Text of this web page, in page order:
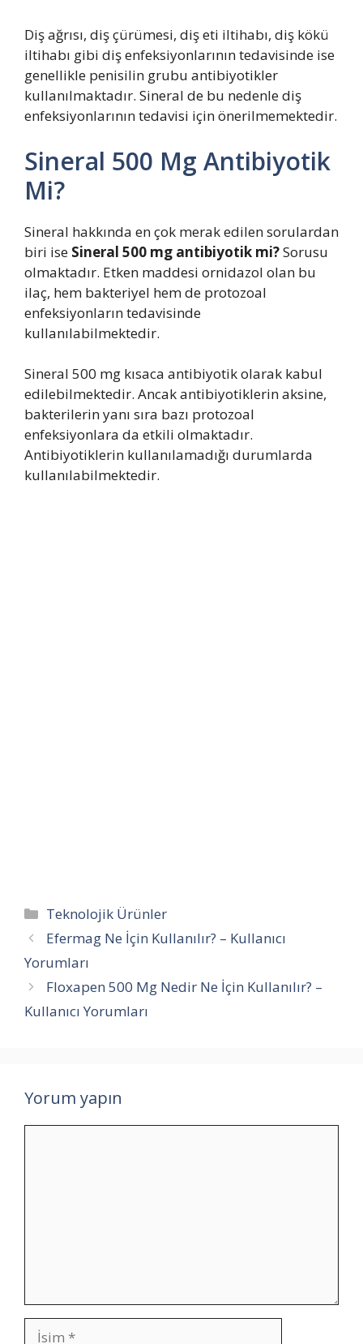
Diş ağrısı, diş çürümesi, diş eti iltihabı, diş kökü
iltihabı gibi diş enfeksiyonlarının tedavisinde ise
genellikle penisilin grubu antibiyotikler
kullanılmaktadır. Sineral de bu nedenle diş
enfeksiyonlarının tedavisi için önerilmemektedir.
Sineral 500 Mg Antibiyotik
Mi?
Sineral hakkında en çok merak edilen sorulardan
biri ise Sineral 500 mg antibiyotik mi?Sorusu
olmaktadır. Etken maddesi ornidazol olan bu
ilaç, hem bakteriyel hem de protozoal
enfeksiyonların tedavisinde
kullanılabilmektedir.
Sineral 500 mg kısaca antibiyotik olarak kabul
edilebilmektedir. Ancak antibiyotiklerin aksine,
bakterilerin yanı sıra bazı protozoal
enfeksiyonlara da etkili olmaktadır.
Antibiyotiklerin kullanılamadığı durumlarda
kullanılabilmektedir.
Kategoriler
Teknolojik Ürünler
Efermag Ne İçin Kullanılır? – Kullanıcı
Yorumları
Floxapen 500 Mg Nedir Ne İçin Kullanılır? –
Kullanıcı Yorumları
Yorum yapın
İsim